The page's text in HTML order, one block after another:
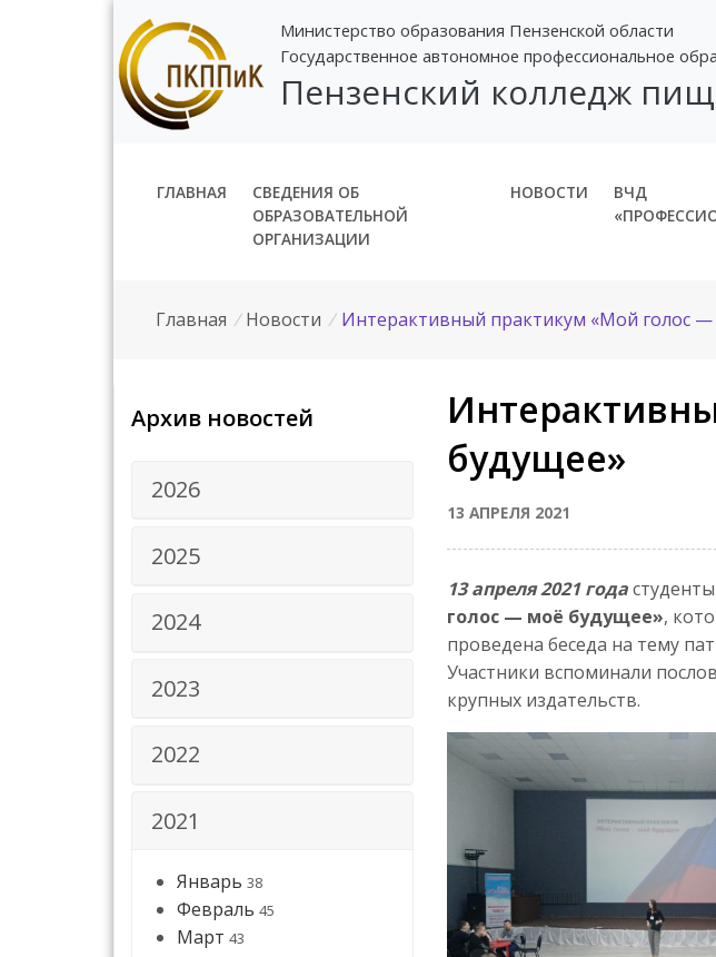
Министерство образования Пензенской области
Государственное автономное профессиональное
Пензенский колледж
ГЛАВНАЯ
СВЕДЕНИЯ ОБ
ОБРАЗОВАТЕЛЬНОЙ
ОРГАНИЗАЦИИ
НОВОСТИ
ВЧД
Главная / Новости / Интерактивный практикум «Мой голос
Архив новостей
2026
2025
2024
2023
2022
2021
Январь 38
Февраль 45
Март 43
будущее»
13 АПРЕЛЯ 2021
13 апреля 2021 года
голос — моё будущее»,
проведена беседа на тему
Участники вспоминали
крупных издательств.